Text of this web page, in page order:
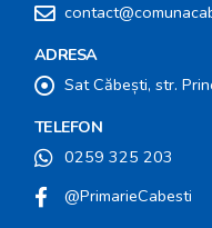
ADRESA
Sat Căbești, str.
TELEFON
0259 325 203
@PrimarieCabesti